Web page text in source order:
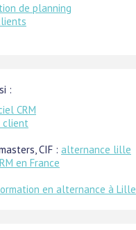
de planning
:
CRM
client
CIF : alternance lille
en France
en alternance à Lille